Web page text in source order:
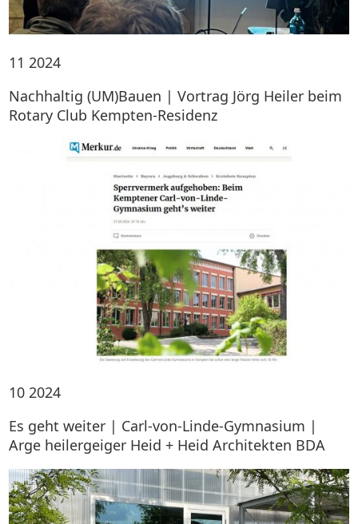
11 2024
Nachhaltig (UM)Bauen | Vortrag Jörg Heiler beim
Rotary Club Kempten-Residenz
10 2024
Es geht weiter | Carl-von-Linde-Gymnasium |
Arge heilergeiger Heid + Heid Architekten BDA